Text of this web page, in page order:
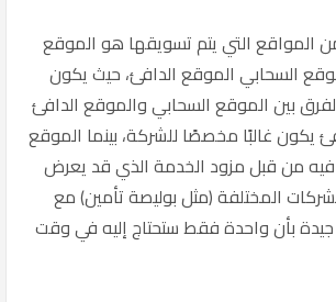
المواقع التي يتم تسويقها هو الموقع
السحابي الموقع الدافئ، حيث يكون
بين الموقع السحابي والموقع الدافئ
يكون غالبًا مخصصًا للشركة، بينما الموقع
فيه من قبل مزود الخدمة الذي قد يعرض
المختلفة (مثل بوليصة تأمين) مع
جيدة بأن واحدة فقط ستحتاج إليه في وقت